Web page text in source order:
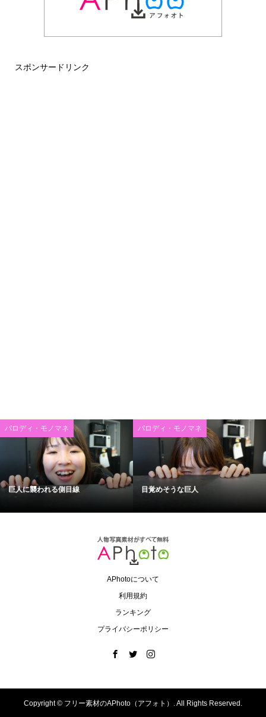
スポンサードリンク
パロディ・モノマネ
巨人に襲われる側目線
パロディ・モノマネ
目覚めそうな巨人
APhotoについて
利用規約
ランキング
プライバシーポリシー
Copyright © フリー素材のAPhoto（アフォト）. All Rights Reserved.